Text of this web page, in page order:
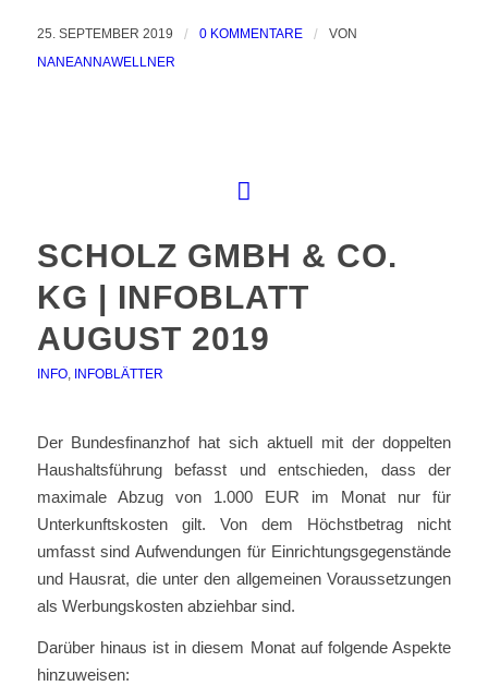
25. SEPTEMBER 2019 / 0 KOMMENTARE /
VON
NANEANNAWELLNER
SCHOLZ GMBH & CO.
KG | INFOBLATT
AUGUST 2019
INFO, INFOBLÄTTER
Der Bundesfinanzhof hat sich aktuell mit der doppelten
Haushaltsführung befasst und entschieden, dass der
maximale Abzug von 1.000 EUR im Monat nur für
Unterkunftskosten gilt. Von dem Höchstbetrag nicht
umfasst sind Aufwendungen für Einrichtungsgegenstände
und Hausrat, die unter den allgemeinen Voraussetzungen
als Werbungskosten abziehbar sind.
Darüber hinaus ist in diesem Monat auf folgende Aspekte
hinzuweisen: